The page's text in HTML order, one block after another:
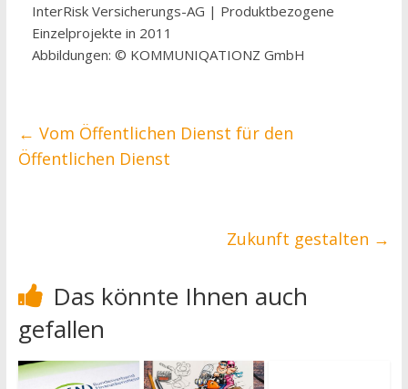
InterRisk Versicherungs-AG | Produktbezogene
Einzelprojekte in 2011
Abbildungen: © KOMMUNIQATIONZ GmbH
← Vom Öffentlichen Dienst für den
Öffentlichen Dienst
Zukunft gestalten →
Das könnte Ihnen auch
gefallen